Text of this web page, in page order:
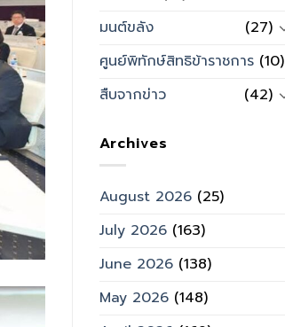
มนต์ขลัง
(27)
ศูนย์พิทักษ์สิทธิข้าราชการ(10)
สืบจากข่าว
(42)
Archives
August 2026(25)
July 2026(163)
June 2026(138)
May 2026(148)